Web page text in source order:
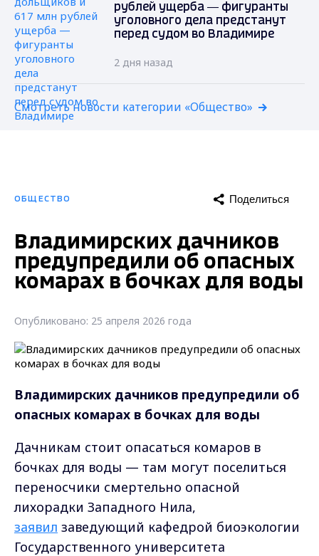
рублей ущерба — фигуранты
уголовного дела предстанут
перед судом во Владимире
2 дня назад
Смотреть новости категории «Общество»
ОБЩЕСТВО Поделиться
Владимирских дачников
предупредили об опасных
комарах в бочках для воды
Опубликовано: 25 апреля 2026 года
Владимирских дачников предупредили об
опасных комарах в бочках для воды
Дачникам стоит опасаться комаров в
бочках для воды — там могут поселиться
переносчики смертельно опасной
лихорадки Западного Нила,
заявил заведующий кафедрой биоэкологии
Государственного университета